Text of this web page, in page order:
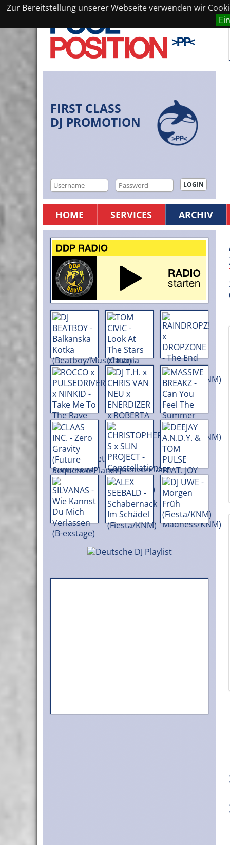
Zur Bereitstellung unserer Webseite verwenden wir
FIRST CLASS
DJ PROMOTION
HOME SERVICES ARCHIV